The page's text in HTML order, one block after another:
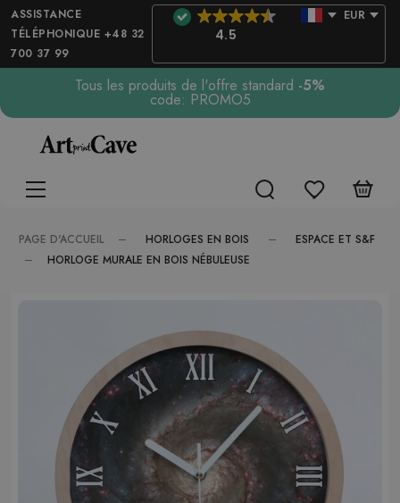
ASSISTANCE
TÉLÉPHONIQUE +48 32
700 37 99
4.5
EUR
Tous les produits de l'offre standard -5%
code: PROMO5
PAGE D'ACCUEIL HORLOGES EN BOIS
ESPACE ET S&F
HORLOGE MURALE EN BOIS NÉBULEUSE